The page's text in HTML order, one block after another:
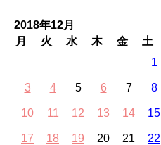
2018年12月
月
火 水 木 金 土
1
3 4 5 6 7 8
10 11 12 13 14 15
17 18 19 20 21 22